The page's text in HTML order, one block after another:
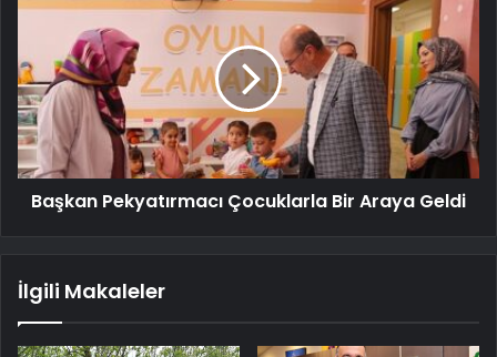
Başkan Pekyatırmacı Çocuklarla Bir Araya Geldi
İlgili Makaleler